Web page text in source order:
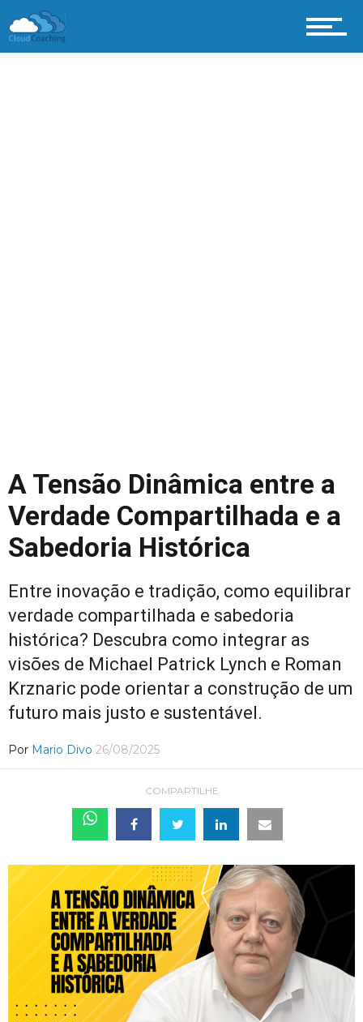
A Tensão Dinâmica entre a
Verdade Compartilhada e a
Sabedoria Histórica
Entre inovação e tradição, como equilibrar
verdade compartilhada e sabedoria
histórica? Descubra como integrar as
visões de Michael Patrick Lynch e Roman
Krznaric pode orientar a construção de um
futuro mais justo e sustentável.
Por Mario Divo 26/08/2025
COMPARTILHE